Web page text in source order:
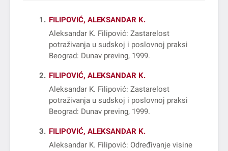
1
FILIPOVIĆ, ALEKSANDAR K.
Aleksandar K. Filipović: Zastarelost
potraživanja u sudskoj i poslovnoj praksi
Beograd: Dunav preving, 1999
2
FILIPOVIĆ, ALEKSANDAR K.
Aleksandar K. Filipović: Zastarelost
potraživanja u sudskoj i poslovnoj praksi
Beograd: Dunav preving, 1999
3
FILIPOVIĆ, ALEKSANDAR K.
Aleksandar K. Filipović: Određivanje visine